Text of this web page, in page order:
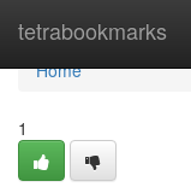
tetrabookmarks
Home
Home
1